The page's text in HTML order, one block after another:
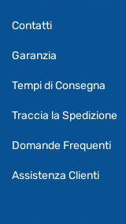
Contatti
Garanzia
Tempi di Consegna
Traccia la Spedizione
Domande Frequenti
Assistenza Clienti